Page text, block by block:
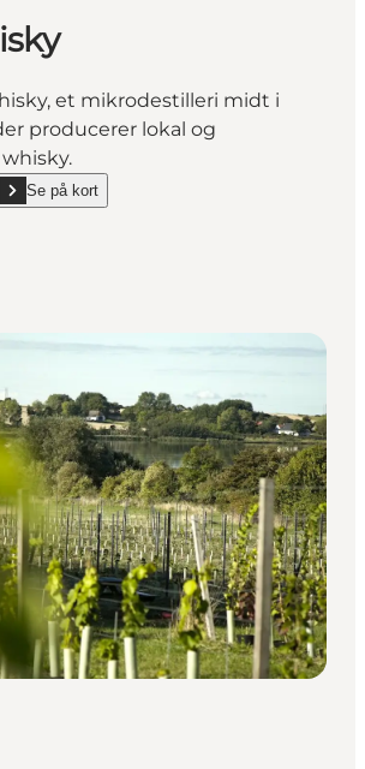
et mikrodestilleri midt i
producerer lokal og
Whisky"
Se på kort
show Ærø Whisky on_map